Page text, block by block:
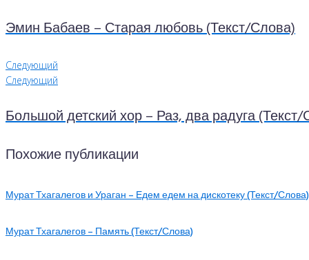
Эмин Бабаев – Старая любовь (Текст/Слова)
Следующий
Следующий
Большой детский хор – Раз, два радуга
Похожие публикации
Мурат Тхагалегов и Ураган – Едем едем на дискотеку (Текст/Слова)
Мурат Тхагалегов – Память (Текст/Слова)